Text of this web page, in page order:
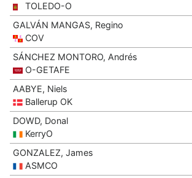
TOLEDO-O
GALVÁN MANGAS, Regino
COV
SÁNCHEZ MONTORO, Andrés
O-GETAFE
AABYE, Niels
Ballerup OK
DOWD, Donal
KerryO
GONZALEZ, James
ASMCO